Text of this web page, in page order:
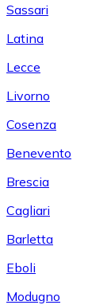
Sassari
Latina
Lecce
Livorno
Cosenza
Benevento
Brescia
Cagliari
Barletta
Eboli
Modugno